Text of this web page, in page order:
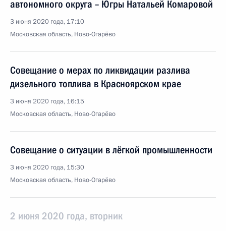
автономного округа – Югры Натальей Комаровой
3 июня 2020 года, 17:10
Московская область, Ново-Огарёво
Совещание о мерах по ликвидации разлива
дизельного топлива в Красноярском крае
3 июня 2020 года, 16:15
Московская область, Ново-Огарёво
Совещание о ситуации в лёгкой промышленности
3 июня 2020 года, 15:30
Московская область, Ново-Огарёво
2 июня 2020 года, вторник